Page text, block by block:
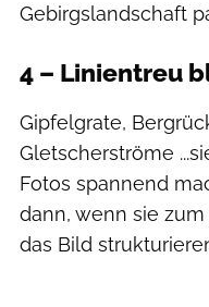
Gebirgslandschaft
4 – Linientreu
Gipfelgrate,
Gletscherströme
Fotos spannend
dann, wenn sie
das Bild